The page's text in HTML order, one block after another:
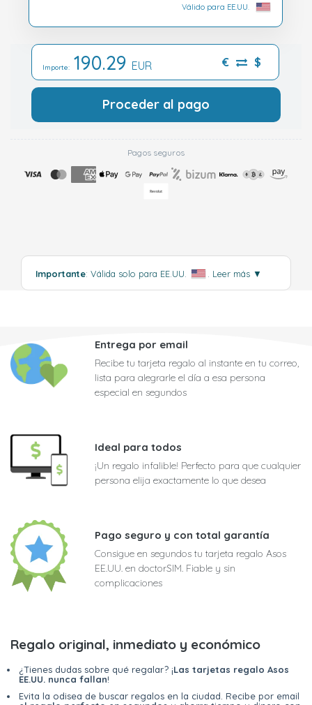
Válido para EE.UU.
Importe: 190.29 EUR € $
Proceder al pago
Pagos seguros
Importante: Válida solo para EE.UU. Leer más ▼
Entrega por email
Recibe tu tarjeta regalo al instante en tu correo,
lista para alegrarle el día a esa persona
especial en segundos
Ideal para todos
¡Un regalo infalible! Perfecto para que cualquier
persona elija exactamente lo que desea
Pago seguro y con total garantía
Consigue en segundos tu tarjeta regalo Asos
EE.UU. en doctorSIM. Fiable y sin
complicaciones
Regalo original, inmediato y económico
¿Tienes dudas sobre qué regalar? ¡Las tarjetas regalo Asos
EE.UU. nunca fallan!
Evita la odisea de buscar regalos en la ciudad. Recibe por email